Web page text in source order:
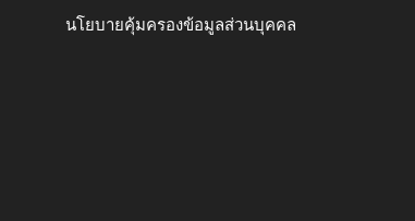
นโยบายคุ้มครองข้อมูลส่วนบุคคล